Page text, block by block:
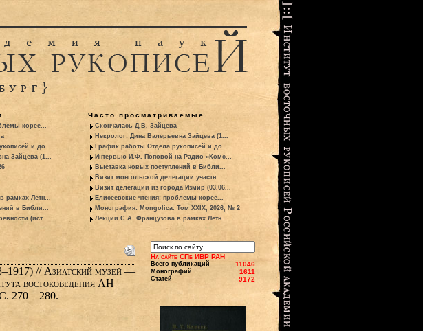
корее...
и до...
Зайцева (1...
рамках Летн...
в Библи...
(ист...
Часто просматриваемые
Скончалась Д.В. Зайцева
Некролог: Дина Валерьевна Зайцева (1...
График работы Отдела рукописей и до...
Интервью И.Ф. Поповой на Радио «Комс...
Выставка новых поступлений в Библи...
Визит монгольской делегации участн...
Визит делегации из города Измир (03.06...
Елисеевские чтения: проблемы корее...
Монография: Mongolica. Том XXIX, 2026, № 2
Лекции С.А. Французова в рамках Летн...
// Азиатский музей —
востоковедения АН
270—280.
На сайте СПб ИВР РАН
Всего публикаций 11046
Монографий 1611
Статей 9172